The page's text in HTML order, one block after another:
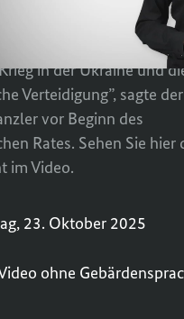
der
oben auf der
in der Ukraine und
Verteidigung”, sagte der
vor Beginn des
Rates. Sehen Sie hier
im Video.
23. Oktober 2025
ohne